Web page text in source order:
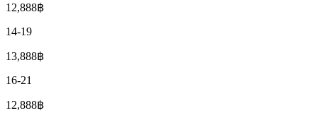
12,888฿
14-19
13,888฿
16-21
12,888฿